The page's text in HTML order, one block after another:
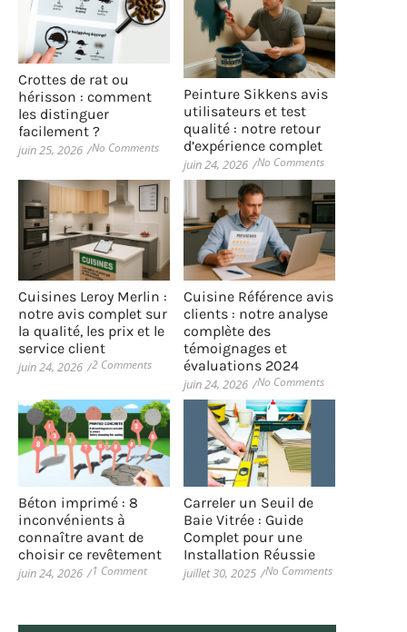
Crottes de rat ou
hérisson : comment
les distinguer
facilement ?
juin 25, 2026 /No Comments
Peinture Sikkens avis
utilisateurs et test
qualité : notre retour
d’expérience complet
juin 24, 2026 /No Comments
Cuisines Leroy Merlin :
notre avis complet sur
la qualité, les prix et le
service client
juin 24, 2026 /2 Comments
Cuisine Référence avis
clients : notre analyse
complète des
témoignages et
évaluations 2024
juin 24, 2026 /No Comments
Béton imprimé : 8
inconvénients à
connaître avant de
choisir ce revêtement
juin 24, 2026 /1 Comment
Carreler un Seuil de
Baie Vitrée : Guide
Complet pour une
Installation Réussie
juillet 30, 2025 /No Comments